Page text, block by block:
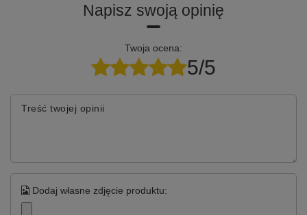
Napisz swoją opinię
Twoja ocena:
5/5
Treść twojej opinii
Dodaj własne zdjęcie produktu: